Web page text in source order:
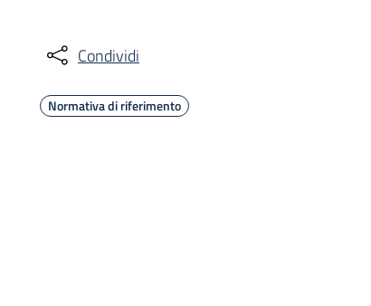
Condividi
Normativa di riferimento